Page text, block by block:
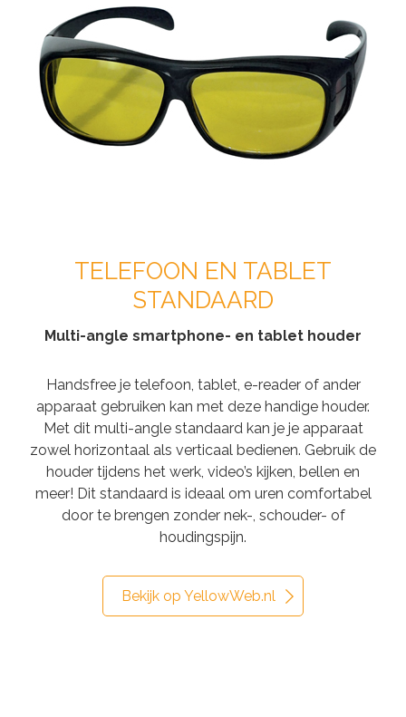
TELEFOON EN TABLET
STANDAARD
Multi-angle smartphone- en tablet houder
Handsfree je telefoon, tablet, e-reader of ander
apparaat gebruiken kan met deze handige houder.
Met dit multi-angle standaard kan je je apparaat
zowel horizontaal als verticaal bedienen. Gebruik de
houder tijdens het werk, video’s kijken, bellen en
meer! Dit standaard is ideaal om uren comfortabel
door te brengen zonder nek-, schouder- of
houdingspijn.
Bekijk op YellowWeb.nl